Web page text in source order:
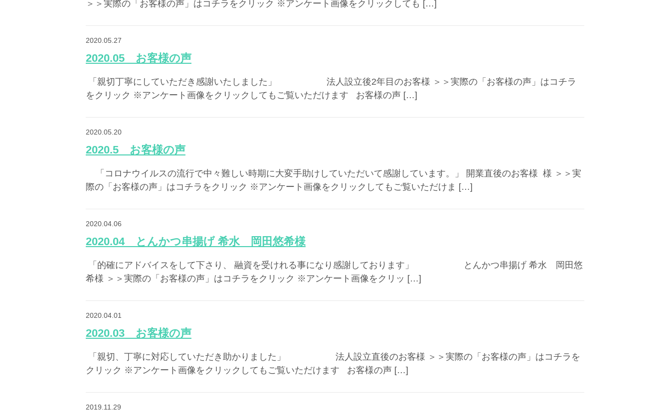
＞＞実際の「お客様の声」はコチラをクリック ※アンケート画像をクリックしても […]
2020.05.27
2020.05 お客様の声
​ 「親切丁寧にしていただき感謝いたしました」 法人設立後2年目のお客様 ＞＞実際の「お客様の声」はコチラ
をクリック ※アンケート画像をクリックしてもご覧いただけます お客様の声 […]
2020.05.20
2020.5 お客様の声
​ ​ 「コロナウイルスの流行で中々難しい時期に大変手助けしていただいて感謝しています。」 開業直後のお客様 様 ＞＞実
際の「お客様の声」はコチラをクリック ※アンケート画像をクリックしてもご覧いただけま […]
2020.04.06
2020.04 とんかつ串揚げ 希水 岡田悠希様
​ 「的確にアドバイスをして下さり、 融資を受けれる事になり感謝しております」 とんかつ串揚げ 希水 岡田悠
希様 ＞＞実際の「お客様の声」はコチラをクリック ※アンケート画像をクリッ […]
2020.04.01
2020.03 お客様の声
​ 「親切、丁寧に対応していただき助かりました」 法人設立直後のお客様 ＞＞実際の「お客様の声」はコチラを
クリック ※アンケート画像をクリックしてもご覧いただけます お客様の声 […]
2019.11.29